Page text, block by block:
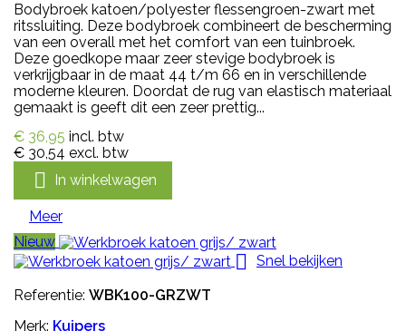
Bodybroek katoen/polyester flessengroen-zwart met
ritssluiting. Deze bodybroek combineert de bescherming
van een overall met het comfort van een tuinbroek.
Deze goedkope maar zeer stevige bodybroek is
verkrijgbaar in de maat 44 t/m 66 en in verschillende
moderne kleuren. Doordat de rug van elastisch materiaal
gemaakt is geeft dit een zeer prettig...
€ 36,95 incl. btw
€ 30,54 excl. btw
 In winkelwagen
Meer
Nieuw

Snel bekijken
Referentie: WBK100-GRZWT
Merk: Kuipers